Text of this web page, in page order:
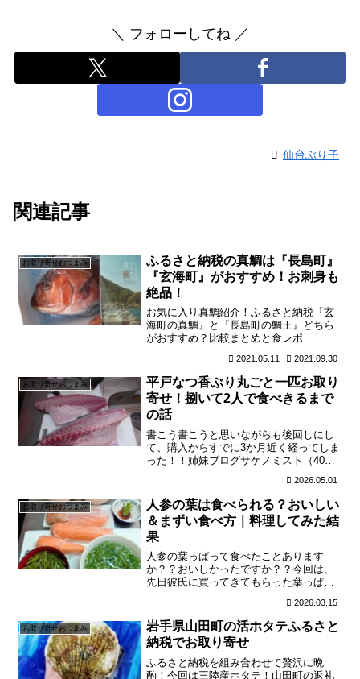
＼ フォローしてね ／
仙台ぶり子
関連記事
お取り寄せおつまみ
ふるさと納税の真鯛は『長島町』
『玄海町』がおすすめ！お刺身も
絶品！
お気に入り真鯛紹介！ふるさと納税『玄
海町の真鯛』と『長島町の鯛王』どちら
がおすすめ？比較まとめと食レポ
2021.05.11 2021.09.30
お取り寄せおつまみ
平戸なつ香ぶり丸ごと一匹お取り
寄せ！捌いて2人で食べきるまで
の話
書こう書こうと思いながらも後回しにし
て、購入からすでに3か月近く経ってしま
った！！姉妹ブログサケノミスト（40代
ポしていた「平戸なつ香ぶりを丸ごと一
匹（丸ごと一本）食べきった感想」をこ
の記事でまとめるね。...
2026.05.01
お取り寄せおつまみ
人参の葉は食べられる？おいしい
＆まずい食べ方｜料理してみた結
果
人参の葉っぱって食べたことあります
か？？おいしかったですか？？今回は、
先日彼氏に買ってきてもらった葉っぱ付
と思います。▶こだわり野菜の直送便な
ら「食べチョク」▶お手頃においしい野
菜なら「楽天市場」▶珍しい...
2026.03.15
お取り寄せおつまみ
岩手県山田町の活ホタテふるさと
納税でお取り寄せ
ふるさと納税を組み合わせて贅沢に晩
酌！今回は三陸産ホタテ！山田町の返礼